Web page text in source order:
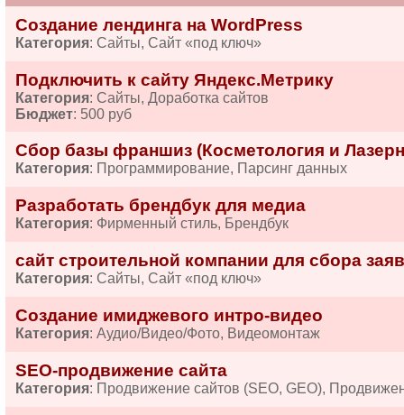
Создание лендинга на WordPress
Категория: Сайты, Сайт «под ключ»
Подключить к сайту Яндекс.Метрику
Категория: Сайты, Доработка сайтов
Бюджет: 500 руб
Сбор базы франшиз (Косметология и
Категория: Программирование, Парсинг данных
Разработать брендбук для медиа
Категория: Фирменный стиль, Брендбук
сайт строительной компании для сбора
Категория: Сайты, Сайт «под ключ»
Создание имиджевого интро-видео
Категория: Аудио/Видео/Фото, Видеомонтаж
SEO-продвижение сайта
Категория: Продвижение сайтов (SEO, GEO),